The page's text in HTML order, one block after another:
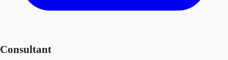
Consultant